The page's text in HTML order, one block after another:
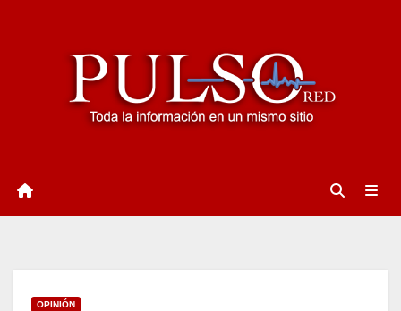
OPINIÓN